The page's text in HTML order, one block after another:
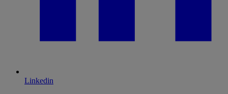
Linkedin